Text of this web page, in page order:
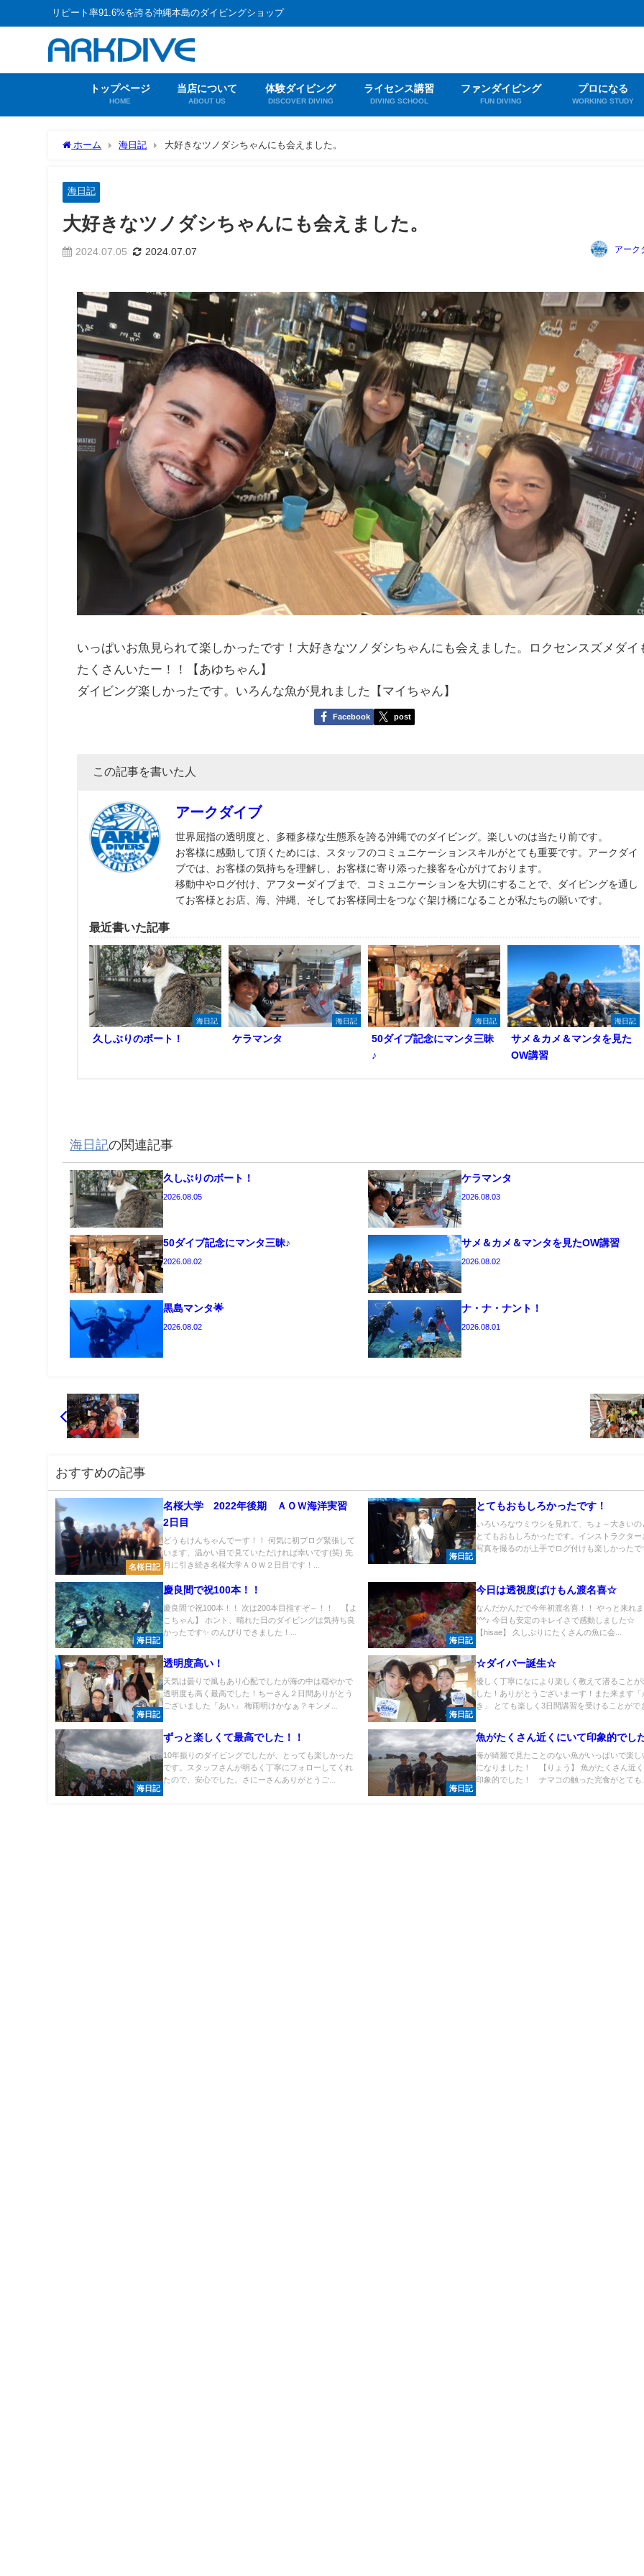
リピート率91.6%を誇る沖縄本島のダイビングショップ
トップページ
HOME
当店について
ABOUT US
体験ダイビング
DISCOVER DIVING
ライセンス講習
DIVING SCHOOL
ファンダイビング
FUN DIVING
プロになる
WORKING STUDY
ホーム 海日記 大好きなツノダシちゃんにも会えました。
海日記
大好きなツノダシちゃんにも会えました。
2024.07.05 2024.07.07 アーク
いっぱいお魚見られて楽しかったです！大好きなツノダシちゃんにも会えました。ロクセンスズメダイ
たくさんいたー！！【あゆちゃん】
ダイビング楽しかったです。いろんな魚が見れました【マイちゃん】
Facebook post
この記事を書いた人
アークダイブ
世界屈指の透明度と、多種多様な生態系を誇る沖縄でのダイビング。楽しいのは当たり前です。
お客様に感動して頂くためには、スタッフのコミュニケーションスキルがとても重要です。アークダイ
ブでは、お客様の気持ちを理解し、お客様に寄り添った接客を心がけております。
移動中やログ付け、アフターダイブまで、コミュニケーションを大切にすることで、ダイビングを通し
てお客様とお店、海、沖縄、そしてお客様同士をつなぐ架け橋になることが私たちの願いです。
最近書いた記事
海日記
久しぶりのボート！
海日記
ケラマンタ
海日記
50ダイブ記念にマンタ三昧
♪
海日記
サメ＆カメ＆マンタを見た
OW講習
海日記の関連記事
久しぶりのボート！
2026.08.05
ケラマンタ
2026.08.03
50ダイブ記念にマンタ三昧♪
2026.08.02
サメ＆カメ＆マンタを見たOW講習
2026.08.02
黒島マンタ🌟
2026.08.02
ナ・ナ・ナント！
2026.08.01
おすすめの記事
名桜日記
名桜大学 2022年後期 ＡＯＷ海洋実習
2日目
どうもけんちゃんでーす！！ 何気に初ブログ緊張して
います、温かい目で見ていただければ幸いです(笑) 先
月に引き続き名桜大学ＡＯＷ２日目です！...
海日記
とてもおもしろかったです！
いろいろなウミウシを見れて、ちょ～大きいの
とてもおもしろかったです。インストラクター
写真を撮るのが上手でログ付けも楽しかったで
海日記
慶良間で祝100本！！
慶良間で祝100本！！ 次は200本目指すぞ～！！ 【よ
こちゃん】 ホント、晴れた日のダイビングは気持ち良
かったです✨ のんびりできました！...
海日記
今日は透視度ばけもん渡名喜☆
なんだかんだで今年初渡名喜！！ やっと来れ
(^^♪ 今日も安定のキレイさで感動しました☆
【hisae】 久しぶりにたくさんの魚に会...
海日記
透明度高い！
天気は曇りで風もあり心配でしたが海の中は穏やかで
透明度も高く最高でした！ちーさん２日間ありがとう
ございました「あい」 梅雨明けかなぁ？キンメ...
海日記
☆ダイバー誕生☆
優しく丁寧になにより楽しく教えて潜ることが
した！ありがとうございまーす！また来ます「
き」 とても楽しく3日間講習を受けることがで
海日記
ずっと楽しくて最高でした！！
10年振りのダイビングでしたが、とっても楽しかった
です。スタッフさんが明るく丁寧にフォローしてくれ
たので、安心でした。さにーさんありがとうご...
海日記
魚がたくさん近くにいて印象的でし
海が綺麗で見たことのない魚がいっぱいで楽し
になりました！ 【りょう】 魚がたくさん近
印象的でした！ ナマコの触った完食がとても...